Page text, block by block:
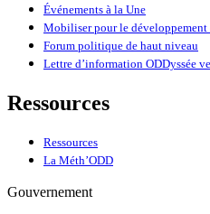
Événements à la Une
Mobiliser pour le développement
Forum politique de haut niveau
Lettre d’information ODDyssée
Ressources
Ressources
La Méth’ODD
Gouvernement